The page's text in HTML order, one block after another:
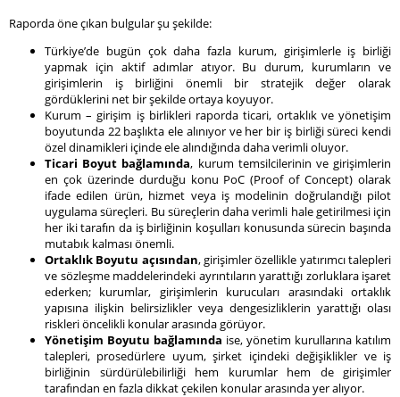
Raporda öne çıkan bulgular şu şekilde:
Türkiye’de bugün çok daha fazla kurum, girişimlerle iş birliği
yapmak için aktif adımlar atıyor. Bu durum, kurumların ve
girişimlerin iş birliğini önemli bir stratejik değer olarak
gördüklerini net bir şekilde ortaya koyuyor.
Kurum – girişim iş birlikleri raporda ticari, ortaklık ve yönetişim
boyutunda 22 başlıkta ele alınıyor ve her bir iş birliği süreci kendi
özel dinamikleri içinde ele alındığında daha verimli oluyor.
Ticari Boyut bağlamında, kurum temsilcilerinin ve girişimlerin
en çok üzerinde durduğu konu PoC (Proof of Concept) olarak
ifade edilen ürün, hizmet veya iş modelinin doğrulandığı pilot
uygulama süreçleri. Bu süreçlerin daha verimli hale getirilmesi için
her iki tarafın da iş birliğinin koşulları konusunda sürecin başında
mutabık kalması önemli.
Ortaklık Boyutu açısından, girişimler özellikle yatırımcı talepleri
ve sözleşme maddelerindeki ayrıntıların yarattığı zorluklara işaret
ederken; kurumlar, girişimlerin kurucuları arasındaki ortaklık
yapısına ilişkin belirsizlikler veya dengesizliklerin yarattığı olası
riskleri öncelikli konular arasında görüyor.
Yönetişim Boyutu bağlamında ise, yönetim kurullarına katılım
talepleri, prosedürlere uyum, şirket içindeki değişiklikler ve iş
birliğinin sürdürülebilirliği hem kurumlar hem de girişimler
tarafından en fazla dikkat çekilen konular arasında yer alıyor.